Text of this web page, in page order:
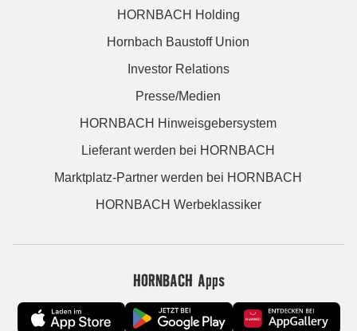
HORNBACH Holding
Hornbach Baustoff Union
Investor Relations
Presse/Medien
HORNBACH Hinweisgebersystem
Lieferant werden bei HORNBACH
Marktplatz-Partner werden bei HORNBACH
HORNBACH Werbeklassiker
HORNBACH Apps